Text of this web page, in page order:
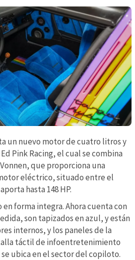
un nuevo motor de cuatro litros y
Pink Racing, el cual se combina
que proporciona una
eléctrico, situado entre el
hasta 148 HP.
forma integra. Ahora cuenta con
son tapizados en azul, y están
internos, y los paneles de la
táctil de infoentretenimiento
ubica en el sector del copiloto.